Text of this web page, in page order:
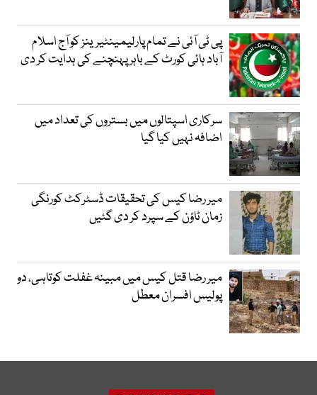
پی ٹی آئی نے تمام پارلیمینٹیرینز کو آج اسلام
آباد ہائی کورٹ کے باہر پہنچنے کی ہدایت کر دی
سرکاری اسپتالوں میں بستروں کی تعداد میں
اضافہ نہیں کیا گیا
میر رضا کیس کی تحقیقات ڈسٹرکٹ کورنگی
زمان ٹاؤن کے سپرد کر دی گئیں
میر رضا قتل کیس میں مبینہ غفلت کوتاہی، دو
پولیس افسران معطل